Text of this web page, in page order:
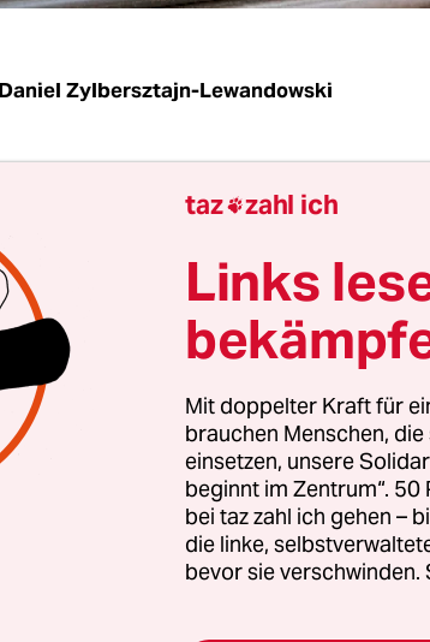
Daniel Zylbersztajn-Lewandowski
| Statt Geburtstagsgeschenken gab
britische Sendeanstalt im
– und empfindliche
hat das aktuelle Sparprogramm
vorgesehen. Eine Redakteurin beim
erklärte der taz, dass sie
so kaum noch liefern könne.
der Angestellten sei deshalb
Direktorin, die ihren Namen
2004 hörten die täglichen
sie. „Die neuen Manager wollten
taz zahl ich
Links
Mit doppelter Kraft für
brauchen Menschen,
einsetzen, unsere
beginnt im Zentrum“.
bei taz zahl ich gehen –
die linke,
bevor sie verschwinden.